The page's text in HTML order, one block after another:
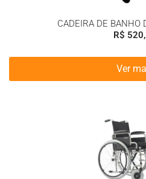
CADEIRA DE BANHO
R$
Ver